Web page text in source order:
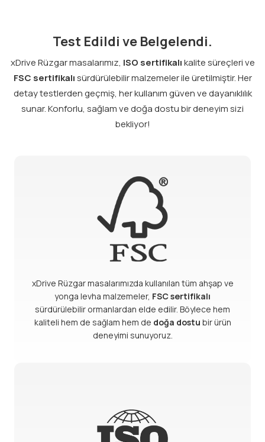
Test Edildi ve Belgelendi.
xDrive Rüzgar masalarımız, ISO sertifikalıkalite süreçleri ve
FSC sertifikalısürdürülebilir malzemeler ile üretilmiştir. Her
detay testlerden geçmiş, her kullanım güven ve dayanıklılık
sunar. Konforlu, sağlam ve doğa dostu bir deneyim sizi
bekliyor!
xDrive Rüzgar masalarımızda kullanılan tüm ahşap ve
yonga levha malzemeler, FSC sertifikalı
sürdürülebilir ormanlardan elde edilir. Böylece hem
kaliteli hem de sağlam hem de doğa dostu bir ürün
deneyimi sunuyoruz.